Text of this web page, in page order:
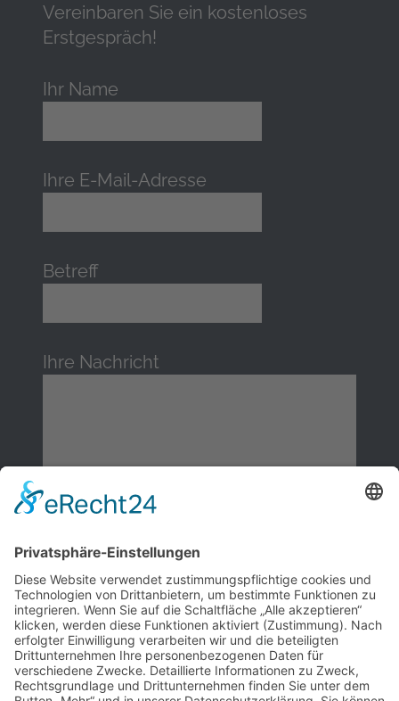
Vereinbaren Sie ein kostenloses
Erstgespräch!
Ihr Name
Ihre E-Mail-Adresse
Betreff
Ihre Nachricht
Ich stimme zu, dass meine Angaben aus dem
erhoben und verarbeitet werden. Die Daten werden
nach abgeschlossener Bearbeitung Ihrer Anfrage
gelöscht.